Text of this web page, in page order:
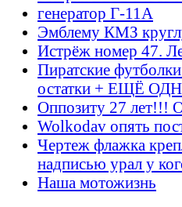
генератор Г-11А
Эмблему КМЗ
Истрёж номер 47.
Пиратские
остатки + ЕЩЁ
Оппозиту 27 лет!!!
Wolkodav опять
Чертеж флажка
надписью урал у
Наша мотожизнь